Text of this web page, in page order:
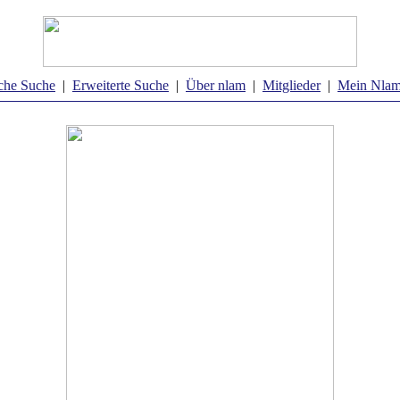
Suche | Erweiterte Suche | Über nlam | Mitglieder| Mein